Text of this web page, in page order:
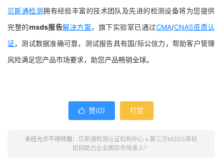
贝斯通检测拥有经验丰富的技术团队及先进的检测设备将为您提供
完整的msds报告解决方案，旗下实验室已通过CMA/CNAS资质认
证，测试数据准确可靠，测试报告具有国/际公信力，帮助客户管理
风险满足您产品市场要求，助您产品畅销全球。
 赞(0) 打赏
未经允许不得转载： 贝斯通检测认证机构中心 » 第三方MSDS审核
如何助力企业国际市场准入？